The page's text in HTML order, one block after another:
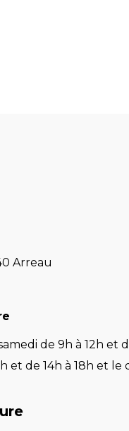
Arreau
de 9h à 12h et
et de 14h à 18h et